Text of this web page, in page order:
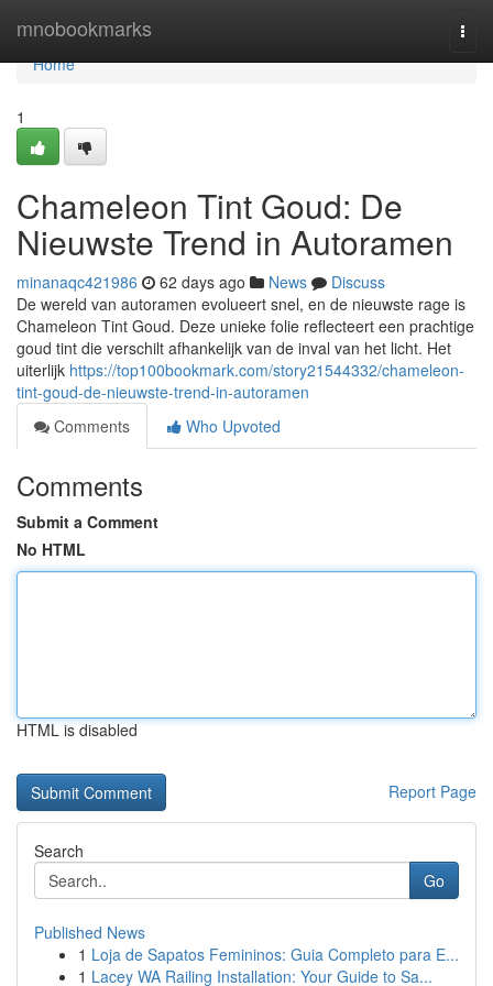
mnobookmarks
Home
Home
1
Chameleon Tint Goud: De
Nieuwste Trend in Autoramen
minanaqc421986 62 days ago News
Discuss
De wereld van autoramen evolueert snel, en de nieuwste rage is
Chameleon Tint Goud. Deze unieke folie reflecteert een prachtige
goud tint die verschilt afhankelijk van de inval van het licht. Het
uiterlijk https://top100bookmark.com/story21544332/chameleon-
tint-goud-de-nieuwste-trend-in-autoramen
Comments
Who Upvoted
Comments
Submit a Comment
No HTML
HTML is disabled
Report Page
Search
Go
Published News
1 Loja de Sapatos Femininos: Guia Completo para E...
1 Lacey WA Railing Installation: Your Guide to Sa...